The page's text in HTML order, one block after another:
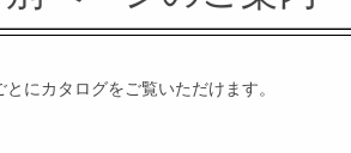
にカタログをご覧いただけます。